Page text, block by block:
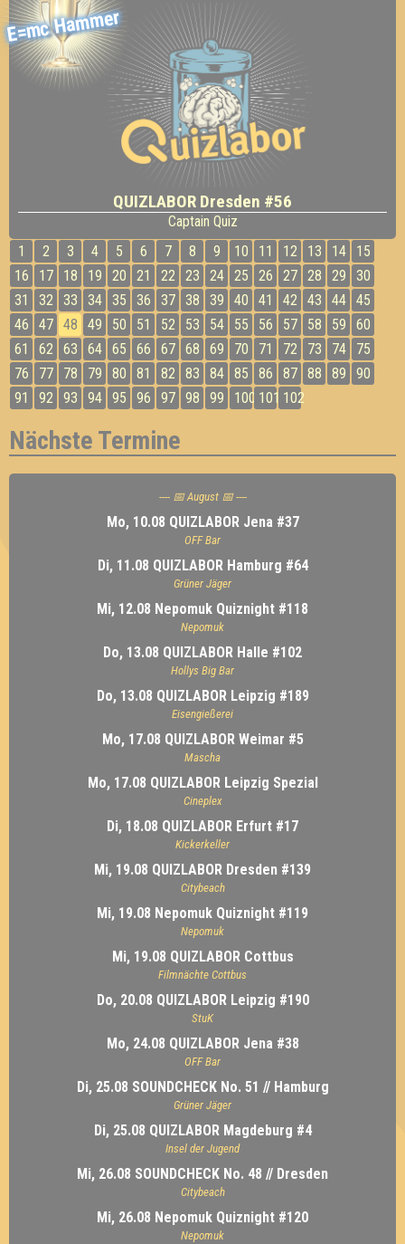
E=mc Hammer
QUIZLABOR Dresden #56
Captain Quiz
1
2 3 4 5 6 7 8 9 10 11 12 13 14
15
16
17 18 19 20 21 22 23 24 25 26 27 28 29
30
31
32 33 34 35 36 37 38 39 40 41 42 43 44 45
46
47 48 49 50 51 52 53 54 55 56 57 58 59
60
61
62 63 64 65 66 67 68 69 70 71 72 73 74
75
76
77 78 79 80 81 82 83 84 85 86 87 88 89
90
91
92 93 94 95 96 97 98 99 100 101 102
Nächste Termine
---- 📅 August 📅 ----
Mo, 10.08 QUIZLABOR Jena #37
OFF Bar
Di, 11.08 QUIZLABOR Hamburg #64
Grüner Jäger
Mi, 12.08 Nepomuk Quiznight #118
Nepomuk
Do, 13.08 QUIZLABOR Halle #102
Hollys Big Bar
Do, 13.08 QUIZLABOR Leipzig #189
Eisengießerei
Mo, 17.08 QUIZLABOR Weimar #5
Mascha
Mo, 17.08 QUIZLABOR Leipzig Spezial
Cineplex
Di, 18.08 QUIZLABOR Erfurt #17
Kickerkeller
Mi, 19.08 QUIZLABOR Dresden #139
Citybeach
Mi, 19.08 Nepomuk Quiznight #119
Nepomuk
Mi, 19.08 QUIZLABOR Cottbus
Filmnächte Cottbus
Do, 20.08 QUIZLABOR Leipzig #190
StuK
Mo, 24.08 QUIZLABOR Jena #38
OFF Bar
Di, 25.08 SOUNDCHECK No. 51 // Hamburg
Grüner Jäger
Di, 25.08 QUIZLABOR Magdeburg #4
Insel der Jugend
Mi, 26.08 SOUNDCHECK No. 48 // Dresden
Citybeach
Mi, 26.08 Nepomuk Quiznight #120
Nepomuk